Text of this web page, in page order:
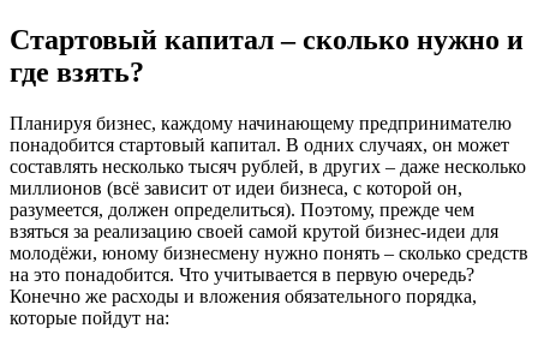
Стартовый капитал – сколько нужно и
где взять?
Планируя бизнес, каждому начинающему предпринимателю
понадобится стартовый капитал. В одних случаях, он может
составлять несколько тысяч рублей, в других – даже несколько
миллионов (всё зависит от идеи бизнеса, с которой он,
разумеется, должен определиться). Поэтому, прежде чем
взяться за реализацию своей самой крутой бизнес-идеи для
молодёжи, юному бизнесмену нужно понять – сколько средств
на это понадобится. Что учитывается в первую очередь?
Конечно же расходы и вложения обязательного порядка,
которые пойдут на: